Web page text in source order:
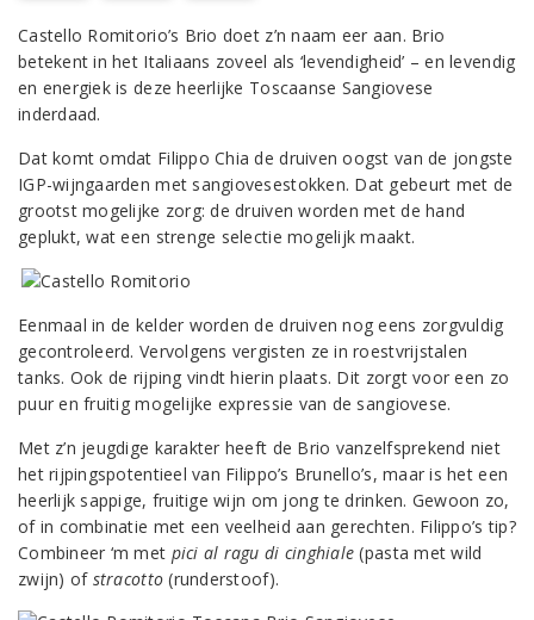
Castello Romitorio’s Brio doet z’n naam eer aan. Brio
betekent in het Italiaans zoveel als ‘levendigheid’ – en levendig
en energiek is deze heerlijke Toscaanse Sangiovese
inderdaad.
Dat komt omdat Filippo Chia de druiven oogst van de jongste
IGP-wijngaarden met sangiovesestokken. Dat gebeurt met de
grootst mogelijke zorg: de druiven worden met de hand
geplukt, wat een strenge selectie mogelijk maakt.
Eenmaal in de kelder worden de druiven nog eens zorgvuldig
gecontroleerd. Vervolgens vergisten ze in roestvrijstalen
tanks. Ook de rijping vindt hierin plaats. Dit zorgt voor een zo
puur en fruitig mogelijke expressie van de sangiovese.
Met z’n jeugdige karakter heeft de Brio vanzelfsprekend niet
het rijpingspotentieel van Filippo’s Brunello’s, maar is het een
heerlijk sappige, fruitige wijn om jong te drinken. Gewoon zo,
of in combinatie met een veelheid aan gerechten. Filippo’s tip?
Combineer ‘m met pici al ragu di cinghiale (pasta met wild
zwijn) of stracotto (runderstoof).